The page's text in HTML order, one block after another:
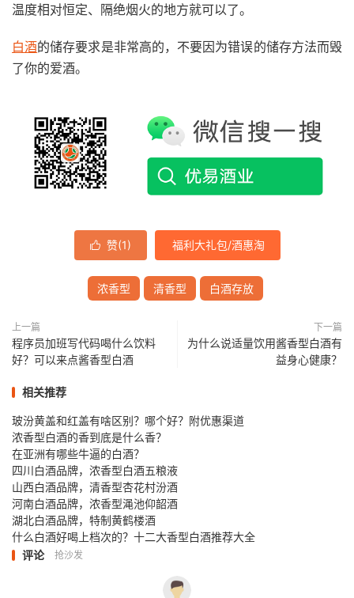
温度相对恒定、隔绝烟火的地方就可以了。
白酒的储存要求是非常高的，不要因为错误的储存方法而毁
了你的爱酒。
 赞(1) 福利大礼包/酒惠淘
浓香型 清香型 白酒存放
上一篇
程序员加班写代码喝什么饮料
好？可以来点酱香型白酒
下一篇
为什么说适量饮用酱香型白酒有
益身心健康？
相关推荐
玻汾黄盖和红盖有啥区别？哪个好？附优惠渠道
浓香型白酒的香到底是什么香？
在亚洲有哪些牛逼的白酒？
四川白酒品牌，浓香型白酒五粮液
山西白酒品牌，清香型杏花村汾酒
河南白酒品牌，浓香型渑池仰韶酒
湖北白酒品牌，特制黄鹤楼酒
什么白酒好喝上档次的？十二大香型白酒推荐大全
评论
抢沙发